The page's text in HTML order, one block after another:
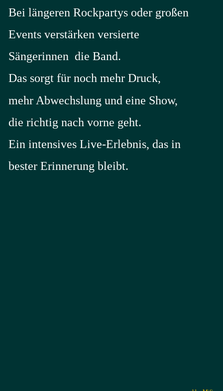
Bei längeren Rockpartys oder großen
Events verstärken versierte
Sängerinnen  die Band.
Das sorgt für noch mehr Druck,
mehr Abwechslung und eine Show,
die richtig nach vorne geht.
Ein intensives Live-Erlebnis, das in
bester Erinnerung bleibt.